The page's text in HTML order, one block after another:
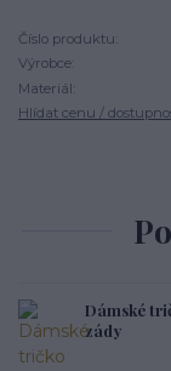
Číslo produktu:
Výrobce:
Materiál:
Hlídat cenu /
Dámské
zády